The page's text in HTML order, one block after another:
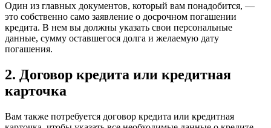
Один из главных документов, который вам понадобится, —
это собственно само заявление о досрочном погашении
кредита. В нем вы должны указать свои персональные
данные, сумму оставшегося долга и желаемую дату
погашения.
2. Договор кредита или кредитная
карточка
Вам также потребуется договор кредита или кредитная